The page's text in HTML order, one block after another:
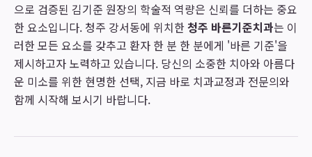
으로 검증된 김기준 원장의 학술적 역량은 신뢰를 더하는 중요
한 요소입니다. 청주 강서동에 위치한청주 바른기준치과는 이
러한 모든 요소를 갖추고 환자 한 분 한 분에게 '바른 기준'을
제시하고자 노력하고 있습니다. 당신의 소중한 치아와 아름다
운 미소를 위한 현명한 선택, 지금 바로 치과교정과 전문의와
함께 시작해 보시기 바랍니다.